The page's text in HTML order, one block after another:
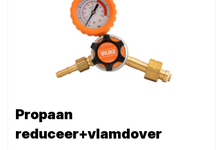
Propaan
reduceer+vlamdover